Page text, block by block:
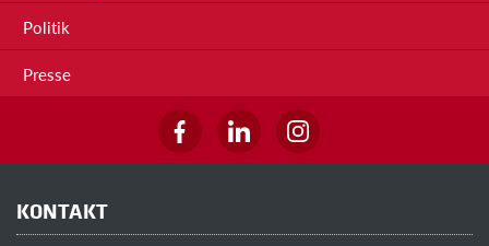
Politik
Presse
KONTAKT